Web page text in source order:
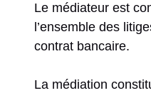
Le médiateur est
l’ensemble des
contrat bancaire.
La médiation